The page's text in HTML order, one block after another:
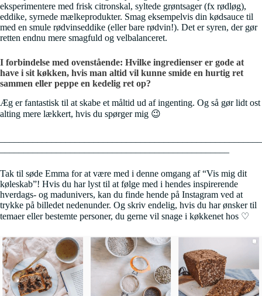
eksperimentere med frisk citronskal, syltede grøntsager (fx rødløg),
eddike, syrnede mælkeprodukter. Smag eksempelvis din kødsauce til
med en smule rødvinseddike (eller bare rødvin!). Det er syren, der gør
retten endnu mere smagfuld og velbalanceret.
I forbindelse med ovenstående: Hvilke ingredienser er gode at
have i sit køkken, hvis man altid vil kunne smide en hurtig ret
sammen eller peppe en kedelig ret op?
Æg er fantastisk til at skabe et måltid ud af ingenting. Og så gør lidt ost
alting mere lækkert, hvis du spørger mig 😉
Tak til søde Emma for at være med i denne omgang af “Vis mig dit
køleskab”! Hvis du har lyst til at følge med i hendes inspirerende
hverdags- og madunivers, kan du finde hende på Instagram ved at
trykke på billedet nedenunder. Og skriv endelig, hvis du har ønsker til
temaer eller bestemte personer, du gerne vil snage i køkkenet hos ♡